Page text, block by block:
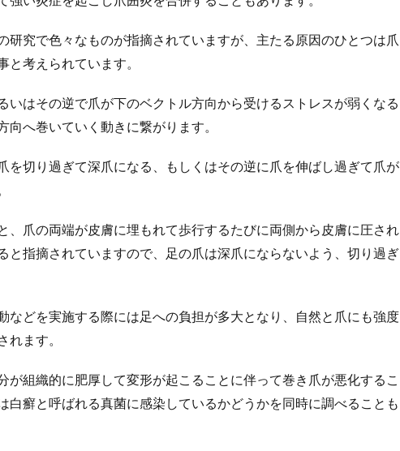
究で色々なものが指摘されていますが、主たる原因のひとつは爪
考えられています。
はその逆で爪が下のベクトル方向から受けるストレスが弱くなる
へ巻いていく動きに繋がります。
を切り過ぎて深爪になる、もしくはその逆に爪を伸ばし過ぎて爪が
爪の両端が皮膚に埋もれて歩行するたびに両側から皮膚に圧され
と指摘されていますので、足の爪は深爪にならないよう、切り過ぎ
などを実施する際には足への負担が多大となり、自然と爪にも強度
ます。
組織的に肥厚して変形が起こることに伴って巻き爪が悪化するこ
白癬と呼ばれる真菌に感染しているかどうかを同時に調べることも